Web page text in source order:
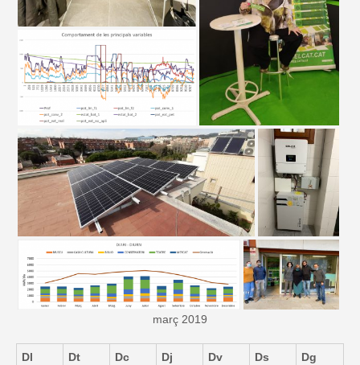
març 2019
Dl Dt Dc Dj Dv Ds Dg